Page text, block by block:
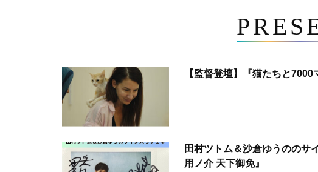
【監督登壇】『猫たちと
田村ツトム＆沙倉ゆうののサ
用ノ介 天下御免』